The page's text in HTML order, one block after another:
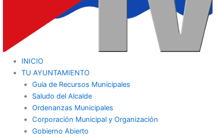
INICIO
TU AYUNTAMIENTO
Guía de Recursos Municipales
Saludo del Alcalde
Ordenanzas Municipales
Corporación Municipal y Organización
Gobierno Abierto